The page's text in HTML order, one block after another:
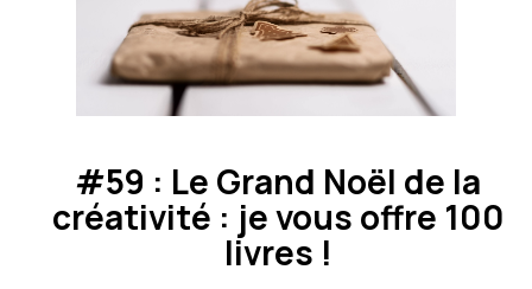
#59 : Le Grand Noël de la
créativité : je vous offre 100
livres !